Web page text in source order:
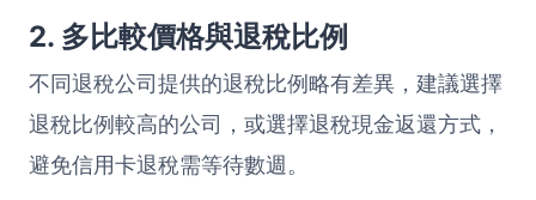
2. 多比較價格與退稅比例
不同退稅公司提供的退稅比例略有差異，建議選擇
退稅比例較高的公司，或選擇退稅現金返還方式，
避免信用卡退稅需等待數週。